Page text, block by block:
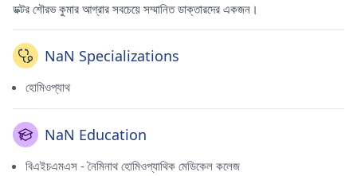
ডক্টর শৌরভ কুমার আগ্রার সবচেয়ে সম্মানিত ডাক্তারদের একজন।
NaN Specializations
হোমিওপ্যাথ
NaN Education
বিএইচএমএস - নৈমিনাথ হোমিওপ্যাথিক মেডিকেল কলেজ